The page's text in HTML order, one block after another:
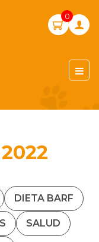
0
DIETA BARF
SALUD